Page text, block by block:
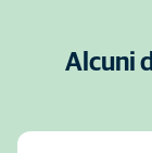
Alcuni